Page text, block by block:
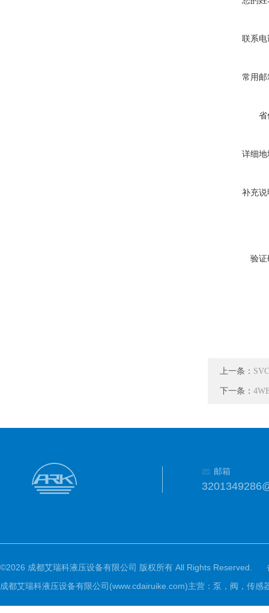
联系
常用
省
详细
补充
验
上一条：
下一条：
邮箱
©2026 成都艾瑞科液压设备有限公司 版权所有 All Rights Reserved.
成都艾瑞科液压设备有限公司(www.cdairuike.com)主营：泵，阀，传